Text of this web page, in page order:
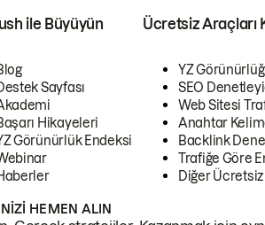
ile Büyüyün
Sayfası
Hikayeleri
Görünürlük Endeksi
Ücretsiz Araçları
YZ
SEO
Web Sitesi
Anahtar
Backlink
Trafiğe Göre
Diğer
HEMEN ALIN